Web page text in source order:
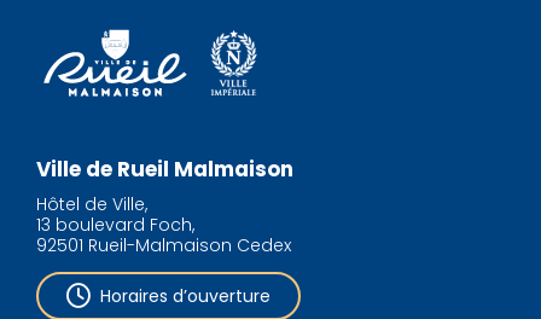
Ville de Rueil Malmaison
Hôtel de Ville,
13 boulevard Foch,
92501 Rueil-Malmaison Cedex
Horaires d’ouverture